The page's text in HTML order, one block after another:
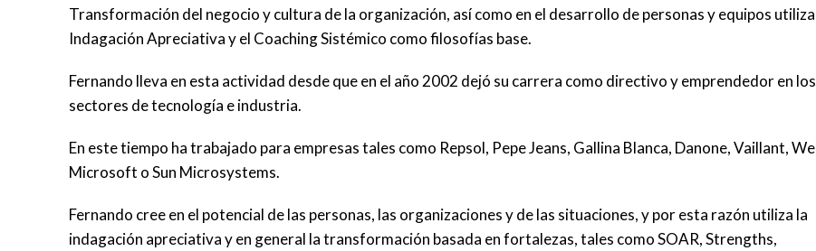
Transformación del negocio y cultura de la organización, así como en el desarrollo de personas y equipos
Indagación Apreciativa y el Coaching Sistémico como filosofías base.
Fernando lleva en esta actividad desde que en el año 2002 dejó su carrera como directivo y emprendedor en los
sectores de tecnología e industria.
En este tiempo ha trabajado para empresas tales como Repsol, Pepe Jeans, Gallina Blanca, Danone, Vaillant,
Microsoft o Sun Microsystems.
Fernando cree en el potencial de las personas, las organizaciones y de las situaciones, y por esta razón utiliza la
indagación apreciativa y en general la transformación basada en fortalezas, tales como SOAR, Strengths,